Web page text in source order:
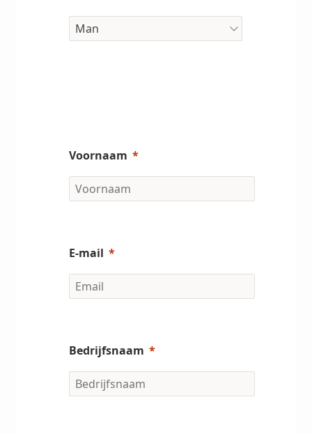
Voornaam
E-mail
Bedrijfsnaam